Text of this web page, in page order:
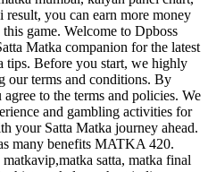
result, you can earn more money
game. Welcome to Dpboss
Matka companion for the latest
tips. Before you start, we highly
our terms and conditions. By
to the terms and policies. We
and gambling activities for
your Satta Matka journey ahead.
many benefits MATKA 420.
satta, matka final